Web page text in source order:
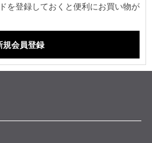
を登録しておくと便利にお買い物が